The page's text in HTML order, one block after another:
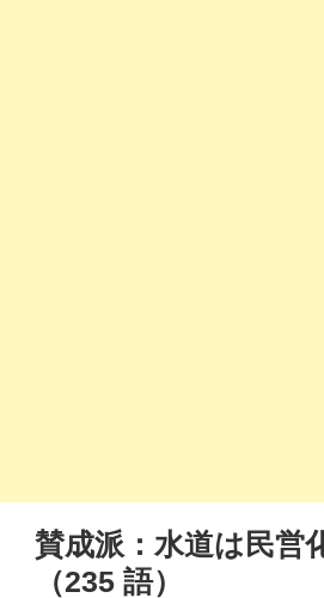
賛成派：水道は民営
（235 語）